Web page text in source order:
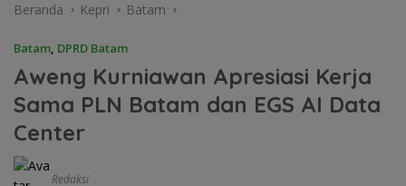
Beranda Kepri Batam
Batam, DPRD Batam
Aweng Kurniawan Apresiasi Kerja
Sama PLN Batam dan EGS AI Data
Center
Redaksi